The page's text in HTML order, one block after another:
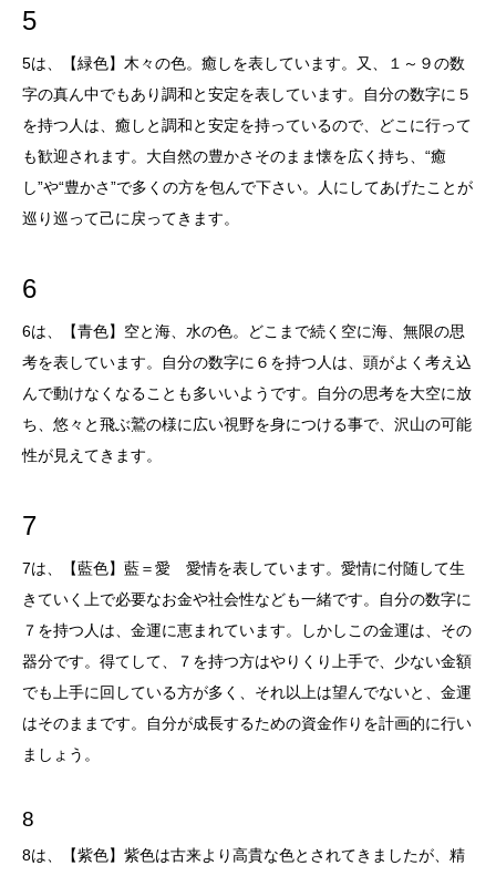
5
5は、【緑色】木々の色。癒しを表しています。又、１～９の数
字の真ん中でもあり調和と安定を表しています。自分の数字に５
を持つ人は、癒しと調和と安定を持っているので、どこに行って
も歓迎されます。大自然の豊かさそのまま懐を広く持ち、“癒
し”や“豊かさ”で多くの方を包んで下さい。人にしてあげたことが
巡り巡って己に戻ってきます。
6
6は、【青色】空と海、水の色。どこまで続く空に海、無限の思
考を表しています。自分の数字に６を持つ人は、頭がよく考え込
んで動けなくなることも多いいようです。自分の思考を大空に放
ち、悠々と飛ぶ鷲の様に広い視野を身につける事で、沢山の可能
性が見えてきます。
7
7は、【藍色】藍＝愛 愛情を表しています。愛情に付随して生
きていく上で必要なお金や社会性なども一緒です。自分の数字に
７を持つ人は、金運に恵まれています。しかしこの金運は、その
器分です。得てして、７を持つ方はやりくり上手で、少ない金額
でも上手に回している方が多く、それ以上は望んでないと、金運
はそのままです。自分が成長するための資金作りを計画的に行い
ましょう。
8
8は、【紫色】紫色は古来より高貴な色とされてきましたが、精